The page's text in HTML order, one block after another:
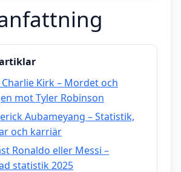
Kirk – Mordet och
mot Tyler Robinson
Aubameyang – Statistik,
och karriär
Ronaldo eller Messi –
statistik 2025